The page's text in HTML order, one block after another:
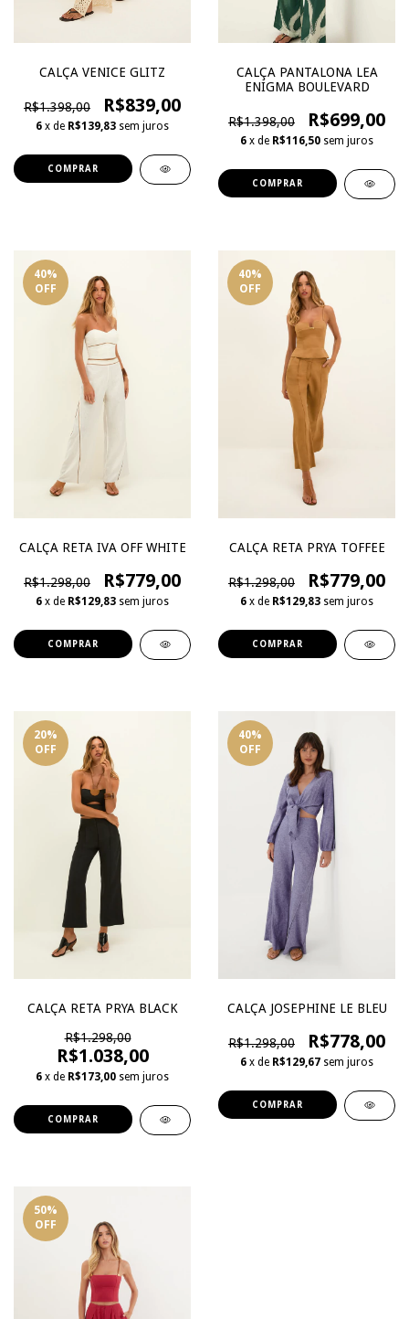
CALÇA VENICE GLITZ
R$1.398,00 R$839,00
6 x de R$139,83 sem juros
COMPRAR
CALÇA PANTALONA LEA
ENIGMA BOULEVARD
R$1.398,00 R$699,00
6 x de R$116,50 sem juros
COMPRAR
40%
OFF
CALÇA RETA IVA OFF WHITE
R$1.298,00 R$779,00
6 x de R$129,83 sem juros
COMPRAR
40%
OFF
CALÇA RETA PRYA TOFFEE
R$1.298,00 R$779,00
6 x de R$129,83 sem juros
COMPRAR
20%
OFF
CALÇA RETA PRYA BLACK
R$1.298,00
R$1.038,00
6 x de R$173,00 sem juros
COMPRAR
40%
OFF
CALÇA JOSEPHINE LE BLEU
R$1.298,00 R$778,00
6 x de R$129,67 sem juros
COMPRAR
50%
OFF